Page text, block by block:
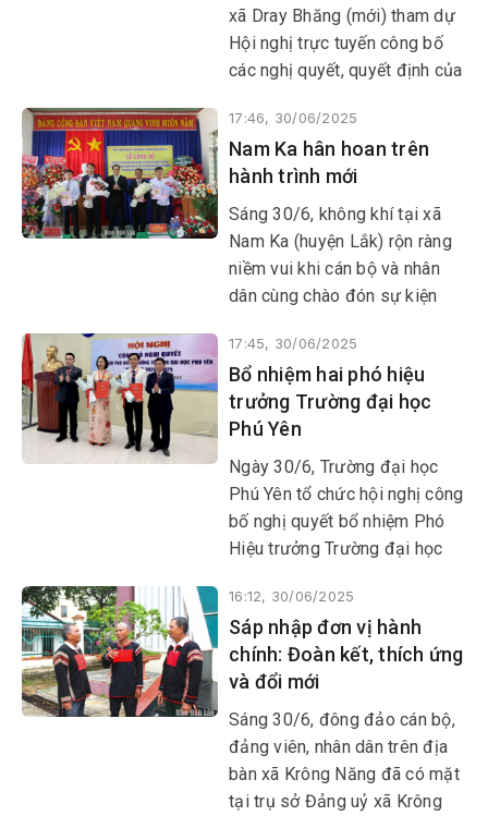
xã Dray Bhăng (mới) tham dự
Hội nghị trực tuyến công bố
các nghị quyết, quyết định của
sáp nhập đơn vị hành chính,
thành lập tổ chức đảng, chỉ
định cấp ủy, HĐND, UBND, Ủy
ban MTTQ Việt Nam tỉnh và xã
phường thuộc tỉnh Đắk Lắk;
đồng thời tổ chức trao các
quyết định về công tác cán bộ
(mới).
17:46, 30/06/2025
Nam Ka hân hoan trên
hành trình mới
Sáng 30/6, không khí tại xã
Nam Ka (huyện Lắk) rộn ràng
niềm vui khi cán bộ và nhân
dân cùng chào đón sự kiện
định của Trung ương và địa
phương về việc sáp nhập đơn
vị hành chính, chính quyền địa
phương hai cấp.
17:45, 30/06/2025
Bổ nhiệm hai phó hiệu
trưởng Trường đại học
Phú Yên
Ngày 30/6, Trường đại học
Phú Yên tổ chức hội nghị công
bố nghị quyết bổ nhiệm Phó
Hiệu trưởng Trường đại học
Tham dự có ông Lê Tấn Đễ,
Phó Giám đốc Sở Nội vụ Phú
Yên.
16:12, 30/06/2025
Sáp nhập đơn vị hành
chính: Đoàn kết, thích ứng
và đổi mới
Sáng 30/6, đông đảo cán bộ,
đảng viên, nhân dân trên địa
bàn xã Krông Năng đã có mặt
tại trụ sở Đảng uỷ xã Krông